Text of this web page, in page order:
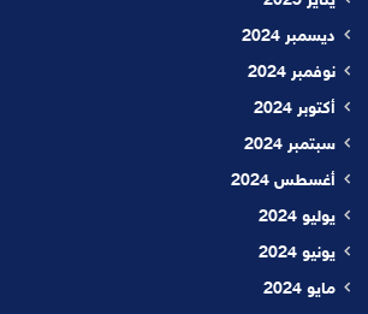
ديسمبر 2024
نوفمبر 2024
أكتوبر 2024
سبتمبر 2024
أغسطس 2024
يوليو 2024
يونيو 2024
مايو 2024